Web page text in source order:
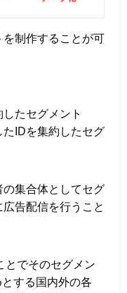
制作することが可
たセグメント
たIDを集約したセグ
集合体としてセグ
告配信を行うこと
とでそのセグメン
する国内外の各